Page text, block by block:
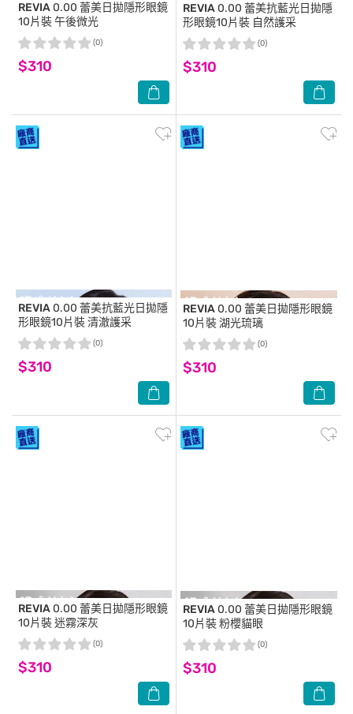
REVIA0.00 蕾美日拋隱形眼鏡
10片裝 午後微光
$310
(0)
REVIA0.00 蕾美抗藍光日拋隱
形眼鏡10片裝 自然護采
$310
(0)
REVIA0.00 蕾美抗藍光日拋隱
形眼鏡10片裝 清澈護采
$310
(0)
REVIA0.00 蕾美日拋隱形眼鏡
10片裝 湖光琉璃
$310
(0)
REVIA0.00 蕾美日拋隱形眼鏡
10片裝 迷霧深灰
$310
(0)
REVIA0.00 蕾美日拋隱形眼鏡
10片裝 粉櫻貓眼
$310
(0)